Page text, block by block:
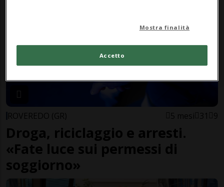
ROVEREDO (GR) 5 mesi 31 9
Droga, riciclaggio e arresti.
«Fate luce sui permessi di
soggiorno»
Mostra finalità
Accetto